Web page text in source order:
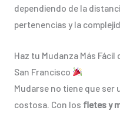
dependiendo de la
pertenencias y la
Haz tu Mudanza Más
San Francisco
Mudarse no tiene que ser
costosa. Con los fletes y